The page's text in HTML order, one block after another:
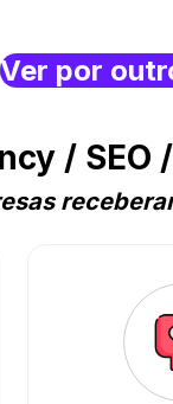
Ver por
/